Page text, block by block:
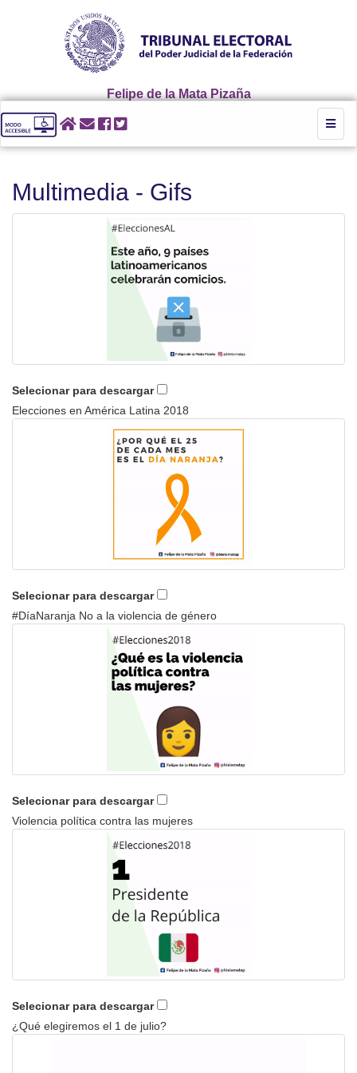
Felipe de la Mata Pizaña
Multimedia - Gifs
Selecionar para descargar
Elecciones en América Latina 2018
Selecionar para descargar
#DíaNaranja No a la violencia de género
Selecionar para descargar
Violencia política contra las mujeres
Selecionar para descargar
¿Qué elegiremos el 1 de julio?